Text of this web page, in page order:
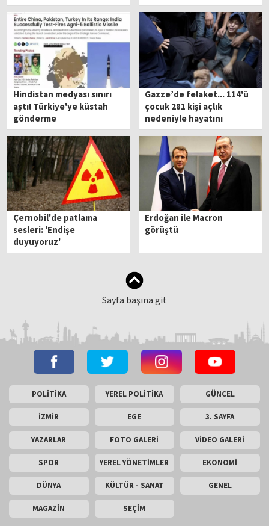
Hindistan medyası sınırı
aştı! Türkiye'ye küstah
gönderme
Gazze’de felaket... 114'ü
çocuk 281 kişi açlık
nedeniyle hayatını
kaybetti!
Çernobil'de patlama
sesleri: 'Endişe
duyuyoruz'
Erdoğan ile Macron
görüştü
Sayfa başına git
POLİTİKA YEREL POLİTİKA GÜNCEL
İZMİR EGE 3. SAYFA
YAZARLAR FOTO GALERİ VİDEO GALERİ
SPOR YEREL YÖNETİMLER EKONOMİ
DÜNYA KÜLTÜR - SANAT GENEL
MAGAZİN SEÇİM